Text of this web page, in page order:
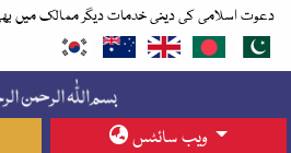
دعوت اسلامی کی دینی خدمات دیگر ممالک میں
ویب سائٹس